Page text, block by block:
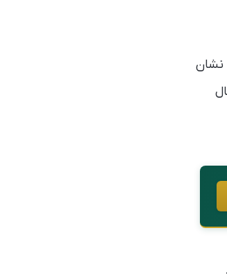
نشان